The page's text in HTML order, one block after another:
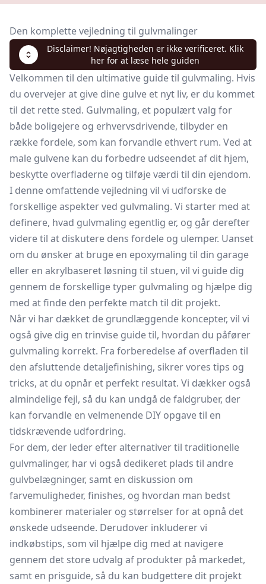
Den komplette vejledning til gulvmalinger
Disclaimer! Nøjagtigheden er ikke verificeret. Klik
her for at læse hele guiden
Velkommen til den ultimative guide til gulvmaling. Hvis
du overvejer at give dine gulve et nyt liv, er du kommet
til det rette sted. Gulvmaling, et populært valg for
både boligejere og erhvervsdrivende, tilbyder en
række fordele, som kan forvandle ethvert rum. Ved at
male gulvene kan du forbedre udseendet af dit hjem,
beskytte overfladerne og tilføje værdi til din ejendom.
I denne omfattende vejledning vil vi udforske de
forskellige aspekter ved gulvmaling. Vi starter med at
definere, hvad gulvmaling egentlig er, og går derefter
videre til at diskutere dens fordele og ulemper. Uanset
om du ønsker at bruge en epoxymaling til din garage
eller en akrylbaseret løsning til stuen, vil vi guide dig
gennem de forskellige typer gulvmaling og hjælpe dig
med at finde den perfekte match til dit projekt.
Når vi har dækket de grundlæggende koncepter, vil vi
også give dig en trinvise guide til, hvordan du påfører
gulvmaling korrekt. Fra forberedelse af overfladen til
den afsluttende detaljefinishing, sikrer vores tips og
tricks, at du opnår et perfekt resultat. Vi dækker også
almindelige fejl, så du kan undgå de faldgruber, der
kan forvandle en velmenende DIY opgave til en
tidskrævende udfordring.
For dem, der leder efter alternativer til traditionelle
gulvmalinger, har vi også dedikeret plads til andre
gulvbelægninger, samt en diskussion om
farvemuligheder, finishes, og hvordan man bedst
kombinerer materialer og størrelser for at opnå det
ønskede udseende. Derudover inkluderer vi
indkøbstips, som vil hjælpe dig med at navigere
gennem det store udvalg af produkter på markedet,
samt en prisguide, så du kan budgettere dit projekt